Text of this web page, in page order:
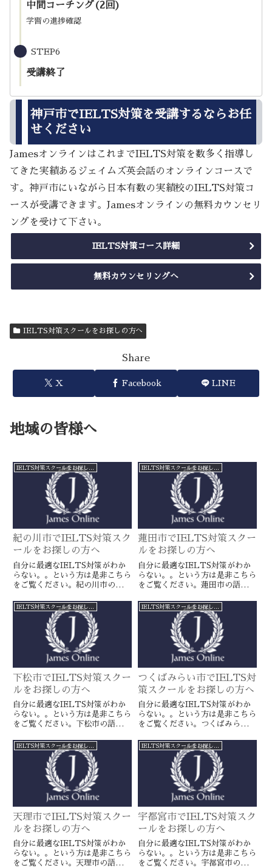
中間コーチング(2回)
学習の進捗確認
STEP6
受講終了
神戸市でIELTS対策を受講するならお任
せください
JamesオンラインはこれまでIELTS対策を数多く指導し
てきた実績あるジェイムズ英会話のオンラインコースで
す。神戸市にいながら日本有数の実績校のIELTS対策コ
ースが受講できます。Jamesオンラインの無料カウンセリ
ングを受けて下さい。
IELTS対策コース詳細
無料カウンセリングへ
IELTS対策スクールをお探しの方へ
Share
X Facebook LINE
地域の皆様へ
IELTS対策スクールをお探しの方へ
紀の川市でIELTS対策スク
ールをお探しの方へ
自分に最適なIELTS対策がわか
らない。。という方は是非こちら
をご覧ください。紀の川市の語学
ンラインのIELTS対策ならより
確実に目標達成が近づきます。海
外留学や移住をお考えの方や国内
大学受験を有利に進めたい方に是
IELTS対策スクールをお探しの方へ
蓮田市でIELTS対策スクー
ルをお探しの方へ
自分に最適なIELTS対策がわか
らない。。という方は是非こちら
をご覧ください。蓮田市の語学ス
ラインのIELTS対策ならより確
実に目標達成が近づきます。海外
留学や移住をお考えの方や国内大
学受験を有利に進めたい方に是
IELTS対策スクールをお探しの方へ
下松市でIELTS対策スクー
ルをお探しの方へ
自分に最適なIELTS対策がわか
らない。。という方は是非こちら
をご覧ください。下松市の語学ス
ラインのIELTS対策ならより確
実に目標達成が近づきます。海外
留学や移住をお考えの方や国内大
学受験を有利に進めたい方に是
IELTS対策スクールをお探しの方へ
つくばみらい市でIELTS対
策スクールをお探しの方へ
自分に最適なIELTS対策がわか
らない。。という方は是非こちら
をご覧ください。つくばみらい市
JamesオンラインのIELTS対策
ならより確実に目標達成が近づき
ます。海外留学や移住をお考えの
方や国内大学受験を有利に進めた
い方に是非。
IELTS対策スクールをお探しの方へ
天理市でIELTS対策スクー
ルをお探しの方へ
自分に最適なIELTS対策がわか
らない。。という方は是非こちら
をご覧ください。天理市の語学ス
IELTS対策スクールをお探しの方へ
宇都宮市でIELTS対策スク
ールをお探しの方へ
自分に最適なIELTS対策がわか
らない。。という方は是非こちら
をご覧ください。宇都宮市の語学